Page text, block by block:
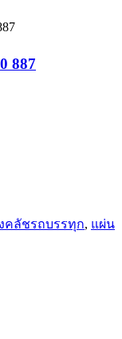
887
คลัชรถบรรทุก, แผ่น